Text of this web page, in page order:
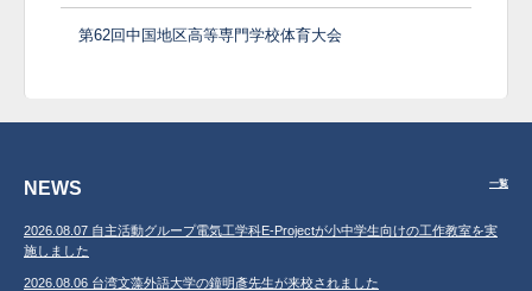
第62回中国地区高等専門学校体育大会
NEWS 一覧
2026.08.07 自主活動グループ電気工学科E-Projectが小中学生向けの工作教室を実
施しました
2026.08.06 台湾文藻外語大学の鐘明彥先生が来校されました